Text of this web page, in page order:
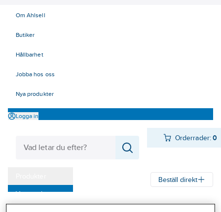
Om Ahlsell
Butiker
Hållbarhet
Jobba hos oss
Nya produkter
Logga in
Orderrader:0
Varumärken
Beställ direkt